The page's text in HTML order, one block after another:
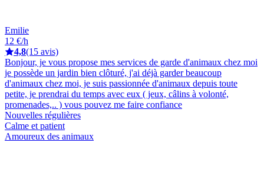
Emilie
12 €/h
4,8(15 avis)
Bonjour, je vous propose mes services de garde d'animaux chez moi
je possède un jardin bien clôturé, j'ai déjà garder beaucoup
d'animaux chez moi, je suis passionnée d'animaux depuis toute
petite, je prendrai du temps avec eux ( jeux, câlins à volonté,
promenades,.. ) vous pouvez me faire confiance
Nouvelles régulières
Calme et patient
Amoureux des animaux